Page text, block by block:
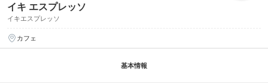
イキ エスプレッソ
イキエスプレッソ
カフェ
基本情報